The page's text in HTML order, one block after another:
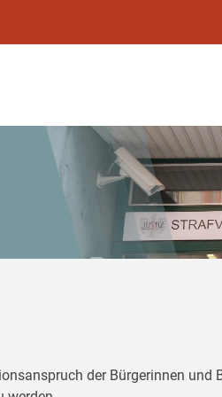
der Bürgerinnen und